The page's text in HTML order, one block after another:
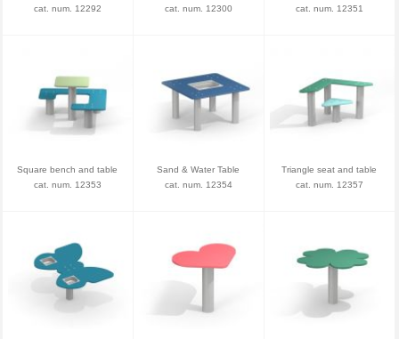
cat. num. 12292
cat. num. 12300
cat. num. 12351
Square bench and table
cat. num. 12353
Sand & Water Table
cat. num. 12354
Triangle seat and table
cat. num. 12357